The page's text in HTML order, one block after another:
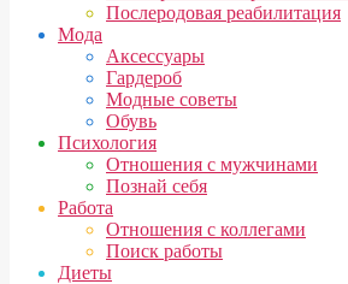
Послеродовая реабилитация
Мода
Аксессуары
Гардероб
Модные советы
Обувь
Психология
Отношения с мужчинами
Познай себя
Работа
Отношения с коллегами
Поиск работы
Диеты